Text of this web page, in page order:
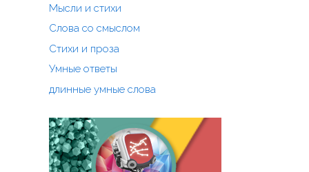
Мысли и стихи
Слова со смыслом
Стихи и проза
Умные ответы
длинные умные слова